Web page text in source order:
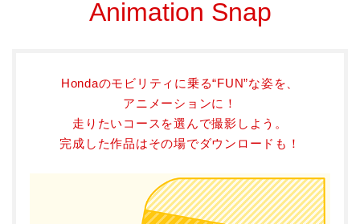
Animation Snap
Hondaのモビリティに乗る“FUN”な姿を、
アニメーションに！
走りたいコースを選んで撮影しよう。
完成した作品はその場でダウンロードも！